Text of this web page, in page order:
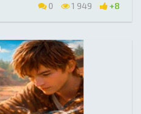
0 1 949 +8